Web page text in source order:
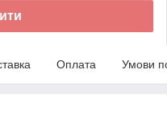
Оплата Умови